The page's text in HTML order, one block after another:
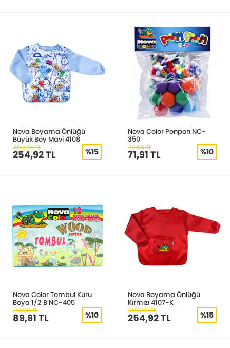
Nova Boyama Önlüğü
Büyük Boy Mavi 4108
299,90 TL
254,92 TL %15
Nova Color Ponpon NC-
350
79,90 TL
71,91 TL %10
Nova Color Tombul Kuru
Boya 1/2 B NC-405
99,90 TL
89,91 TL %10
Nova Boyama Önlüğü
Kırmızı 4107-K
299,90 TL
254,92 TL %15